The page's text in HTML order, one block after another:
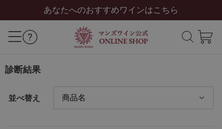
あなたへのおすすめワインはこちら
診断結果
並べ替え